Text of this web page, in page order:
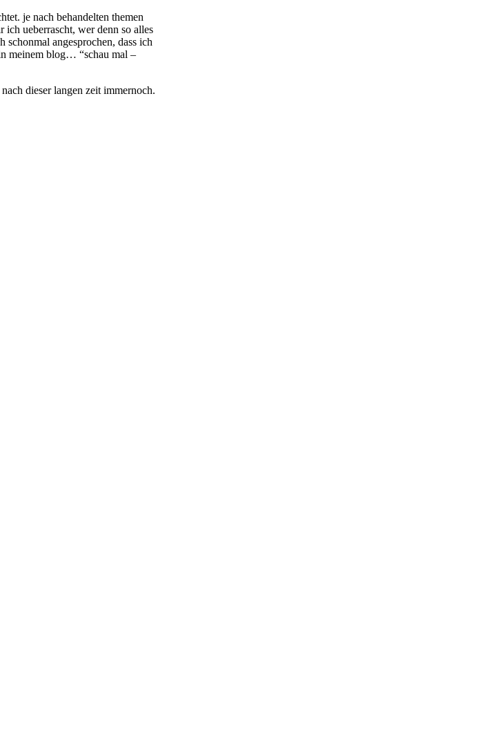
je nach behandelten themen
ueberrascht, wer denn so alles
angesprochen, dass ich
meinem blog… “schau mal –
dieser langen zeit immernoch.